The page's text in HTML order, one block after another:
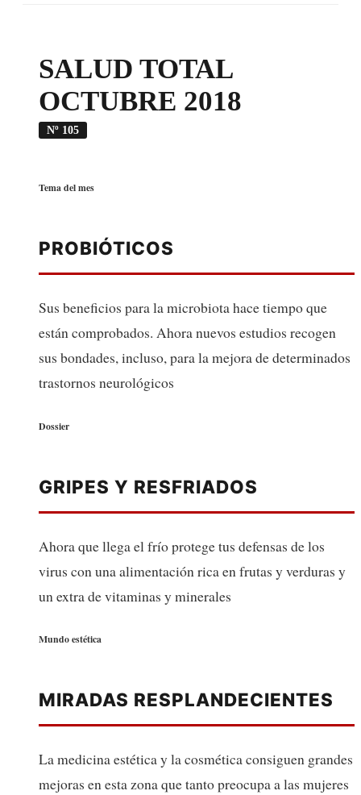
SALUD TOTAL
OCTUBRE 2018
Nº 105
Tema del mes
PROBIÓTICOS
Sus beneficios para la microbiota hace tiempo que
están comprobados. Ahora nuevos estudios recogen
sus bondades, incluso, para la mejora de determinados
trastornos neurológicos
Dossier
GRIPES Y RESFRIADOS
Ahora que llega el frío protege tus defensas de los
virus con una alimentación rica en frutas y verduras y
un extra de vitaminas y minerales
Mundo estética
MIRADAS RESPLANDECIENTES
La medicina estética y la cosmética consiguen grandes
mejoras en esta zona que tanto preocupa a las mujeres